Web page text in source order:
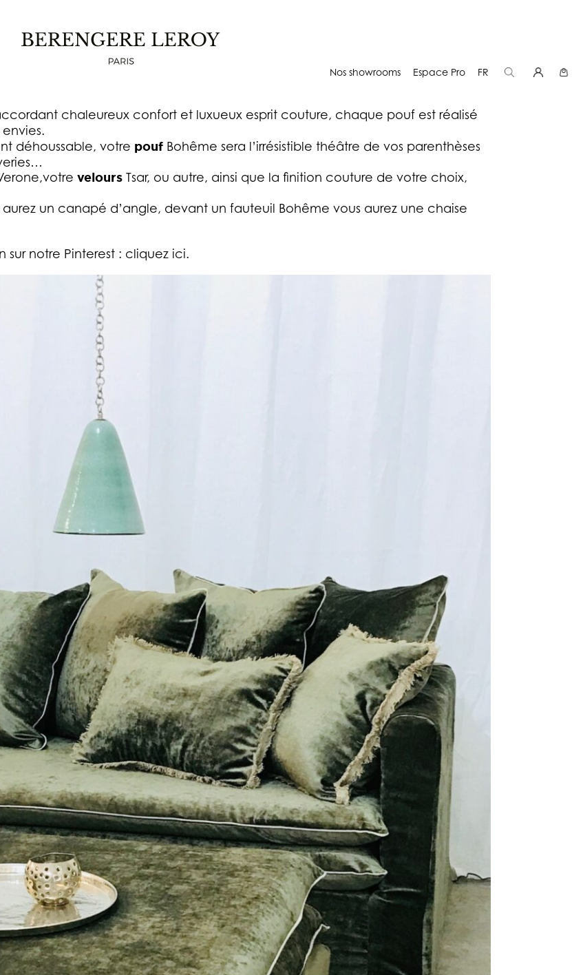
Nos showrooms Espace Pro FR
POUF SUR MESURE BOHÊME
chaleureux confort et luxueux esprit couture, chaque pouf est réalisé
déhoussable, votre pouf Bohême sera l’irrésistible théâtre de vos parenthèses
velours Tsar, ou autre, ainsi que la finition couture de votre choix,
un canapé d’angle, devant un fauteuil Bohême vous aurez une chaise
notre Pinterest : cliquez ici.